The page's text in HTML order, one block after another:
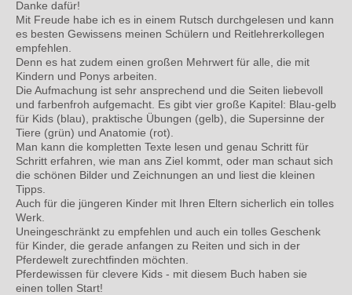
Danke dafür!
Mit Freude habe ich es in einem Rutsch durchgelesen und kann
es besten Gewissens meinen Schülern und Reitlehrerkollegen
empfehlen.
Denn es hat zudem einen großen Mehrwert für alle, die mit
Kindern und Ponys arbeiten.
Die Aufmachung ist sehr ansprechend und die Seiten liebevoll
und farbenfroh aufgemacht. Es gibt vier große Kapitel: Blau-gelb
für Kids (blau), praktische Übungen (gelb), die Supersinne der
Tiere (grün) und Anatomie (rot).
Man kann die kompletten Texte lesen und genau Schritt für
Schritt erfahren, wie man ans Ziel kommt, oder man schaut sich
die schönen Bilder und Zeichnungen an und liest die kleinen
Tipps.
Auch für die jüngeren Kinder mit Ihren Eltern sicherlich ein tolles
Werk.
Uneingeschränkt zu empfehlen und auch ein tolles Geschenk
für Kinder, die gerade anfangen zu Reiten und sich in der
Pferdewelt zurechtfinden möchten.
Pferdewissen für clevere Kids - mit diesem Buch haben sie
einen tollen Start!